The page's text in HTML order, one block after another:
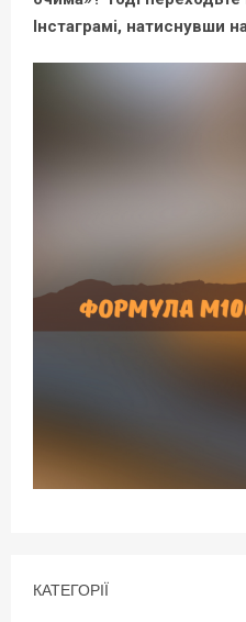
Інстаграмі, натиснувши
КАТЕГОРІЇ